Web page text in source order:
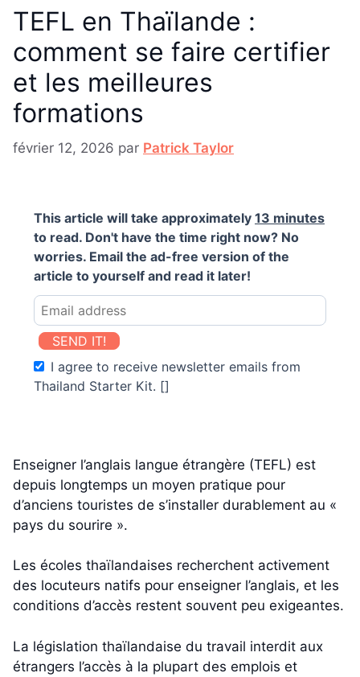
TEFL en Thaïlande :
comment se faire certifier
et les meilleures
formations
février 12, 2026 par Patrick Taylor
This article will take approximately 13 minutes
to read. Don't have the time right now? No
worries. Email the ad-free version of the
article to yourself and read it later!
SEND IT!
I agree to receive newsletter emails from
Thailand Starter Kit. []
Enseigner l’anglais langue étrangère (TEFL) est
depuis longtemps un moyen pratique pour
d’anciens touristes de s’installer durablement au «
pays du sourire ».
Les écoles thaïlandaises recherchent activement
des locuteurs natifs pour enseigner l’anglais, et les
conditions d’accès restent souvent peu exigeantes.
La législation thaïlandaise du travail interdit aux
étrangers l’accès à la plupart des emplois et